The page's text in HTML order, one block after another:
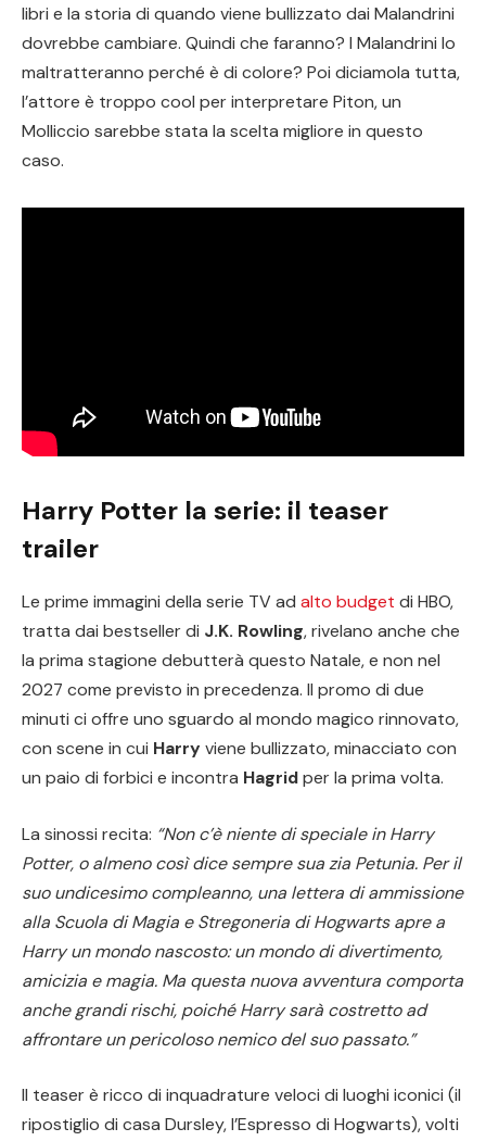
libri e la storia di quando viene bullizzato dai Malandrini
dovrebbe cambiare. Quindi che faranno? I Malandrini lo
maltratteranno perché è di colore? Poi diciamola tutta,
l’attore è troppo cool per interpretare Piton, un
Molliccio sarebbe stata la scelta migliore in questo
caso.
Harry Potter la serie: il teaser
trailer
Le prime immagini della serie TV ad alto budget di HBO,
tratta dai bestseller di J.K. Rowling, rivelano anche che
la prima stagione debutterà questo Natale, e non nel
2027 come previsto in precedenza. Il promo di due
minuti ci offre uno sguardo al mondo magico rinnovato,
con scene in cui Harry viene bullizzato, minacciato con
un paio di forbici e incontra Hagridper la prima volta.
La sinossi recita: “Non c’è niente di speciale in Harry
Potter, o almeno così dice sempre sua zia Petunia. Per il
suo undicesimo compleanno, una lettera di ammissione
alla Scuola di Magia e Stregoneria di Hogwarts apre a
Harry un mondo nascosto: un mondo di divertimento,
amicizia e magia. Ma questa nuova avventura comporta
anche grandi rischi, poiché Harry sarà costretto ad
affrontare un pericoloso nemico del suo passato.”
Il teaser è ricco di inquadrature veloci di luoghi iconici (il
ripostiglio di casa Dursley, l’Espresso di Hogwarts), volti